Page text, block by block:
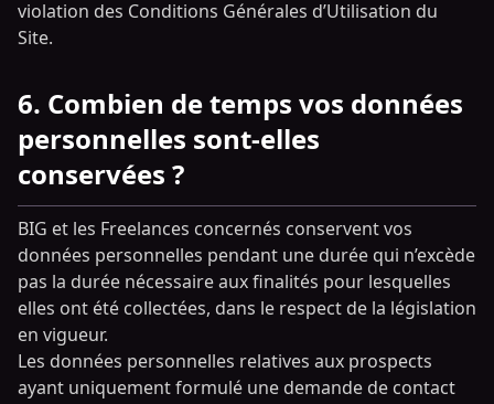
violation des Conditions Générales d’Utilisation du
Site.
6. Combien de temps vos données
personnelles sont-elles
conservées ?
BIG et les Freelances concernés conservent vos
données personnelles pendant une durée qui n’excède
pas la durée nécessaire aux finalités pour lesquelles
elles ont été collectées, dans le respect de la législation
en vigueur.
Les données personnelles relatives aux prospects
ayant uniquement formulé une demande de contact